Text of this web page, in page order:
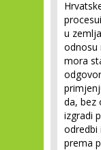
u
odnosu
mora
da, bez
izgradi
odredbi
prema